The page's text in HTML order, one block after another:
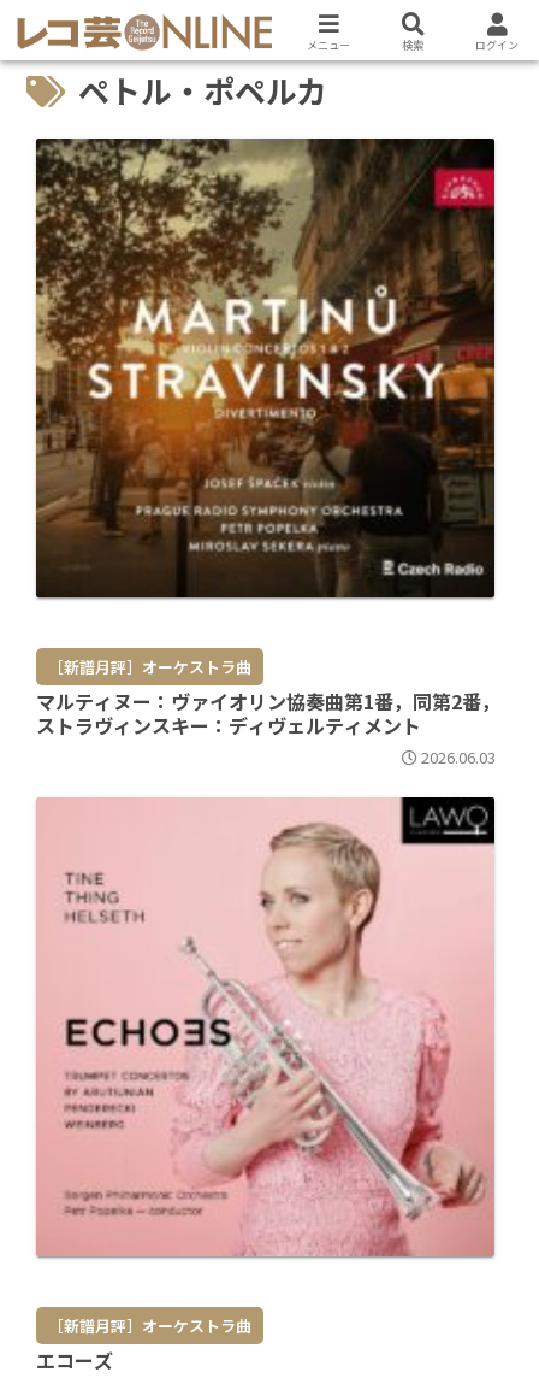
ペトル・ポペルカ
［新譜月評］オーケストラ曲
マルティヌー：ヴァイオリン協奏曲第1番，同第2番，
ストラヴィンスキー：ディヴェルティメント
2026.06.03
［新譜月評］オーケストラ曲
エコーズ
メニュー 検索 ログイン